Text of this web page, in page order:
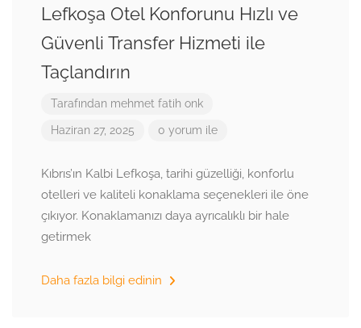
Lefkoşa Otel Konforunu Hızlı ve
Güvenli Transfer Hizmeti ile
Taçlandırın
Tarafından mehmet fatih onk
Haziran 27, 2025 0 yorum ile
Kıbrıs’ın Kalbi Lefkoşa, tarihi güzelliği, konforlu
otelleri ve kaliteli konaklama seçenekleri ile öne
çıkıyor. Konaklamanızı daya ayrıcalıklı bir hale
getirmek
Daha fazla bilgi edinin